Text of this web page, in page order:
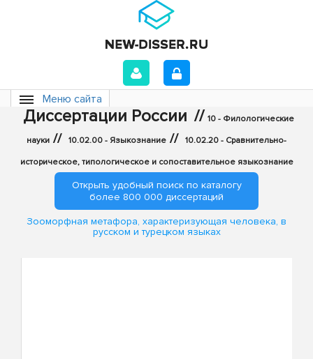
Меню сайта
Диссертации России // 10 - Филологические
науки // 10.02.00 - Языкознание // 10.02.20 - Сравнительно-
историческое, типологическое и сопоставительное языкознание
Открыть удобный поиск по каталогу
более 800 000 диссертаций
Зооморфная метафора, характеризующая человека, в
русском и турецком языках